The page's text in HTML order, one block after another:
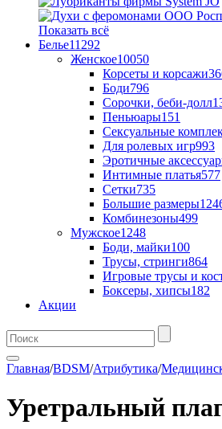
Показать всё
Белье11292
Женское10050
Корсеты и корсажи
Боди796
Сорочки, беби-долл
Пеньюары151
Сексуальные
Для ролевых игр993
Эротичные
Интимные платья577
Сетки735
Большие размеры
Комбинезоны499
Мужское1248
Боди, майки100
Трусы, стринги864
Игровые трусы и
Боксеры, хипсы182
Акции
Главная/BDSM/Атрибутика/
Уретральный